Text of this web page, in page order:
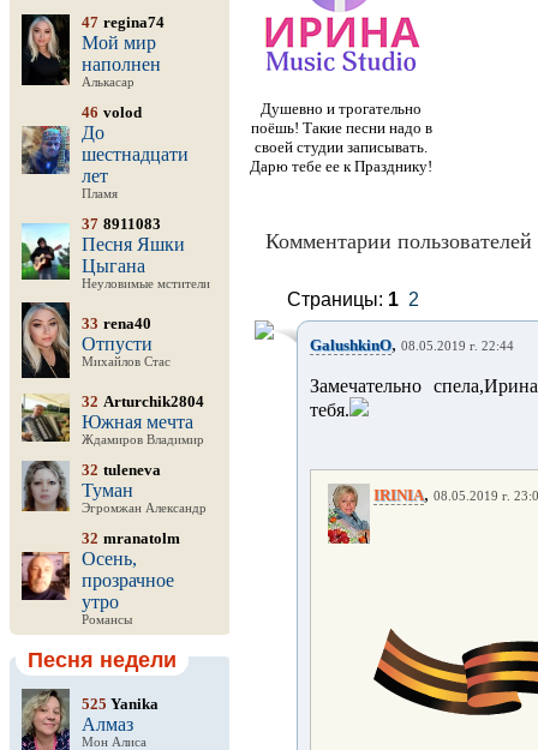
47 regina74
Мой мир
наполнен
Алькасар
46 volod
До
шестнадцати
лет
Пламя
37 8911083
Песня Яшки
Цыгана
Неуловимые мстители
33 rena40
Отпусти
Михайлов Стас
32 Arturchik2804
Южная мечта
Ждамиров Владимир
32 tuleneva
Туман
Эгромжан Александр
32 mranatolm
Осень,
прозрачное
утро
Романсы
Песня недели
525 Yanika
Алмаз
Мон Алиса
Душевно и трогательно
поёшь! Такие песни надо в
своей студии записывать.
Дарю тебе ее к Празднику!
Комментарии пользователей
Страницы: 1 2
GalushkinO, 08.05.2019 г. 22:44
Замечательно
тебя.
IRINIA, 08.05.2019 г.